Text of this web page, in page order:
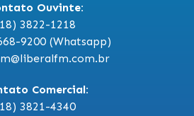
Ouvinte:
3822-1218
9200 (Whatsapp)
Comercial:
3821-4340